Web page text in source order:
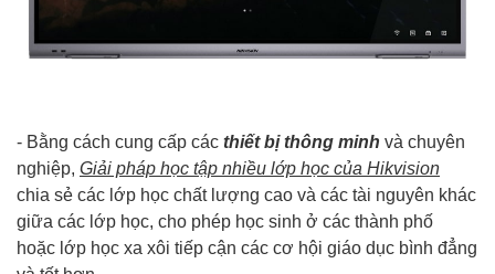
- Bằng cách cung cấp các thiết bị thông minh và chuyên
nghiệp, Giải pháp học tập nhiều lớp học của Hikvision
chia sẻ các lớp học chất lượng cao và các tài nguyên khác
giữa các lớp học, cho phép học sinh ở các thành phố
hoặc lớp học xa xôi tiếp cận các cơ hội giáo dục bình đẳng